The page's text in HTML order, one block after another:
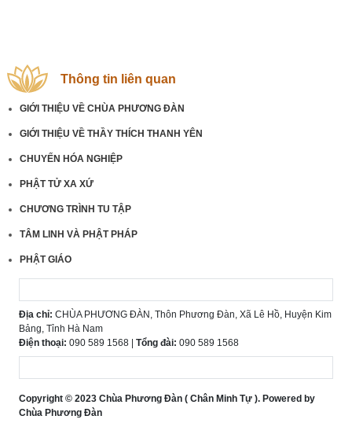
Thông tin liên quan
GIỚI THIỆU VỀ CHÙA PHƯƠNG ĐÀN
GIỚI THIỆU VỀ THẦY THÍCH THANH YÊN
CHUYẾN HÓA NGHIỆP
PHẬT TỬ XA XỨ
CHƯƠNG TRÌNH TU TẬP
TÂM LINH VÀ PHẬT PHÁP
PHẬT GIÁO
Địa chỉ: CHÙA PHƯƠNG ĐÀN, Thôn Phương Đàn, Xã Lê Hồ, Huyện Kim
Bảng, Tỉnh Hà Nam
Điện thoại: 090 589 1568 | Tổng đài: 090 589 1568
Copyright © 2023 Chùa Phương Đàn ( Chân Minh Tự ). Powered by
Chùa Phương Đàn